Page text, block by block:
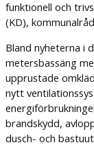
funktionell och
(KD),
Bland nyheterna i
metersbassäng
upprustade
nytt
brandskydd,
dusch- och